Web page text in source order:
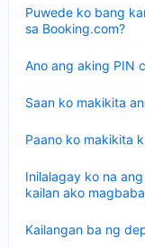
Puwede ko bang
sa Booking.com?
ang
sagot
Ano ang aking PIN
ang
Saan ko makikita
ang
Paano ko makikita
ang
Inilalagay ko na
kailan ako
ang
sagot
Kailangan ba ng
ang